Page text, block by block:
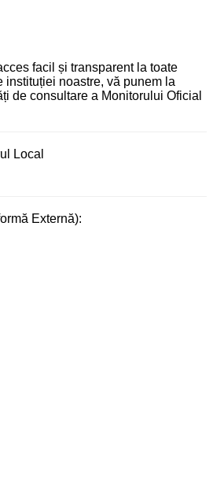
facil și transparent la toate
noastre, vă punem la
de consultare a Monitorului Oficial
Local
Externă):